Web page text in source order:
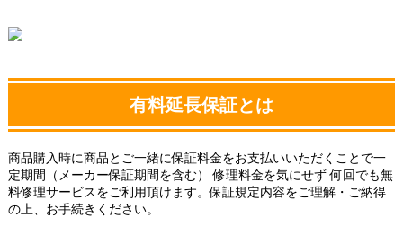
有料延長保証とは
商品購入時に商品とご一緒に保証料金をお支払いいただくことで一
定期間（メーカー保証期間を含む） 修理料金を気にせず 何回でも無
料修理サービスをご利用頂けます。保証規定内容をご理解・ご納得
の上、お手続きください。